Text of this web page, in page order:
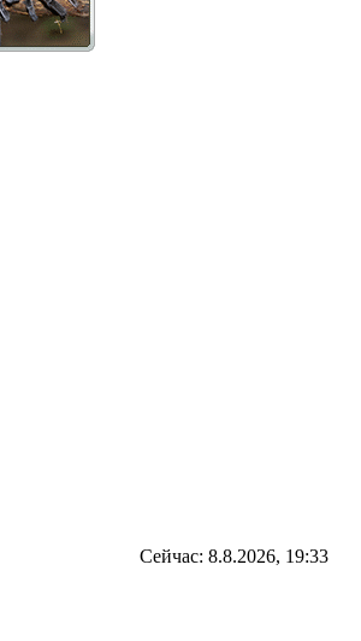
Сейчас: 8.8.2026, 19:33